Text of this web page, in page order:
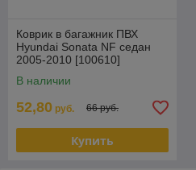
Коврик в багажник ПВХ
Hyundai Sonata NF седан
2005-2010 [100610]
В наличии
52,80 руб. 66 руб.
Купить